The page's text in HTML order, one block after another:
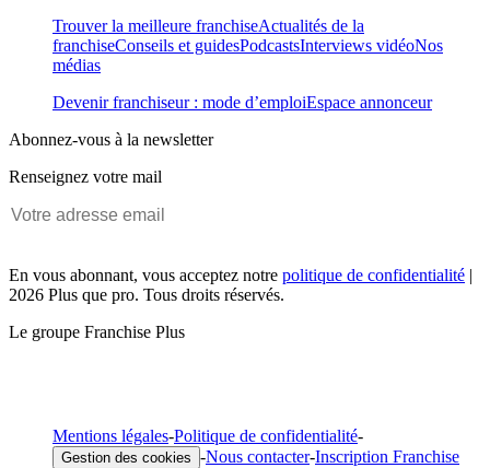
Trouver la meilleure franchiseActualités de la
franchiseConseils et guidesPodcastsInterviews vidéoNos
médias
Devenir franchiseur : mode d’emploiEspace annonceur
Abonnez-vous à la newsletter
Renseignez votre mail
En vous abonnant, vous acceptez notre politique de confidentialité |
2026 Plus que pro. Tous droits réservés.
Le groupe Franchise Plus
Mentions légales-Politique de confidentialité-
Gestion des cookies -Nous contacter-Inscription Franchise